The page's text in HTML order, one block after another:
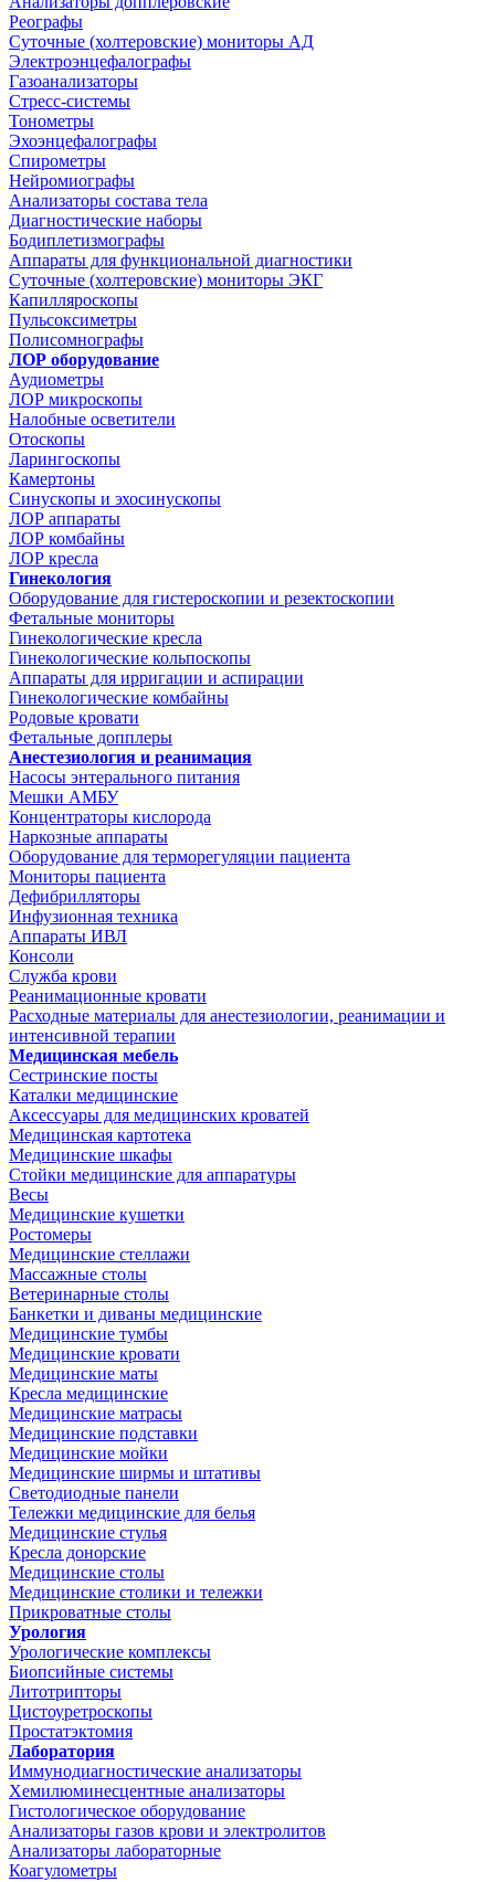
Реографы
Суточные (холтеровские) мониторы АД
Электроэнцефалографы
Газоанализаторы
Стресс-системы
Тонометры
Эхоэнцефалографы
Спирометры
Нейромиографы
Анализаторы состава тела
Диагностические наборы
Бодиплетизмографы
Аппараты для функциональной диагностики
Суточные (холтеровские) мониторы ЭКГ
Капилляроскопы
Пульсоксиметры
Полисомнографы
ЛОР оборудование
Аудиометры
ЛОР микроскопы
Налобные осветители
Отоскопы
Ларингоскопы
Камертоны
Синускопы и эхосинускопы
ЛОР аппараты
ЛОР комбайны
ЛОР кресла
Гинекология
Оборудование для гистероскопии и резектоскопии
Фетальные мониторы
Гинекологические кресла
Гинекологические кольпоскопы
Аппараты для ирригации и аспирации
Гинекологические комбайны
Родовые кровати
Фетальные допплеры
Анестезиология и реанимация
Насосы энтерального питания
Мешки АМБУ
Концентраторы кислорода
Наркозные аппараты
Оборудование для терморегуляции пациента
Мониторы пациента
Дефибрилляторы
Инфузионная техника
Аппараты ИВЛ
Консоли
Служба крови
Реанимационные кровати
Расходные материалы для анестезиологии, реанимации и
интенсивной терапии
Медицинская мебель
Сестринские посты
Каталки медицинские
Аксессуары для медицинских кроватей
Медицинская картотека
Медицинские шкафы
Стойки медицинские для аппаратуры
Весы
Медицинские кушетки
Ростомеры
Медицинские стеллажи
Массажные столы
Ветеринарные столы
Банкетки и диваны медицинские
Медицинские тумбы
Медицинские кровати
Медицинские маты
Кресла медицинские
Медицинские матрасы
Медицинские подставки
Медицинские мойки
Медицинские ширмы и штативы
Светодиодные панели
Тележки медицинские для белья
Медицинские стулья
Кресла донорские
Медицинские столы
Медицинские столики и тележки
Прикроватные столы
Урология
Урологические комплексы
Биопсийные системы
Литотрипторы
Цистоуретроскопы
Простатэктомия
Лаборатория
Иммунодиагностические анализаторы
Хемилюминесцентные анализаторы
Гистологическое оборудование
Анализаторы газов крови и электролитов
Анализаторы лабораторные
Коагулометры